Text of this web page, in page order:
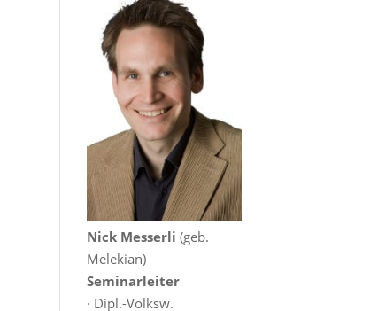
Nick Messerli (geb.
Melekian)
Seminarleiter
· Dipl.-Volksw.